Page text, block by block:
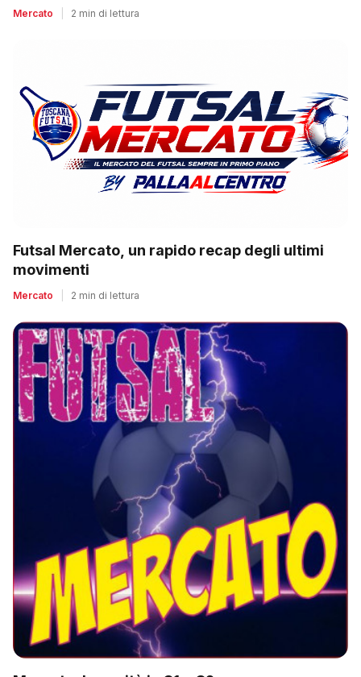
Mercato 2 min di lettura
Futsal Mercato, un rapido recap degli ultimi
movimenti
Mercato 2 min di lettura